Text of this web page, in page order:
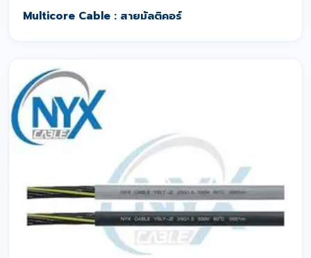
Multicore Cable : สายมัลติคอร์